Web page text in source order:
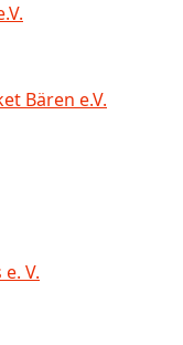
Bären e.V.
V.